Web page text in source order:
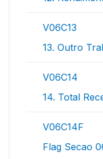
V06C13
13. Outro
V06C14
14. Total
V06C14F
Flag Secao